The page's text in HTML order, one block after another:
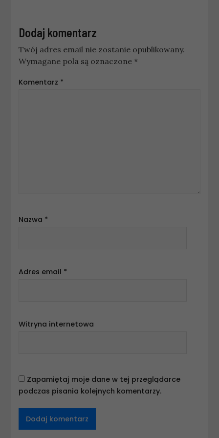
Dodaj komentarz
Twój adres email nie zostanie opublikowany.
Wymagane pola są oznaczone *
Komentarz *
Nazwa *
Adres email *
Witryna internetowa
Zapamiętaj moje dane w tej przeglądarce
podczas pisania kolejnych komentarzy.